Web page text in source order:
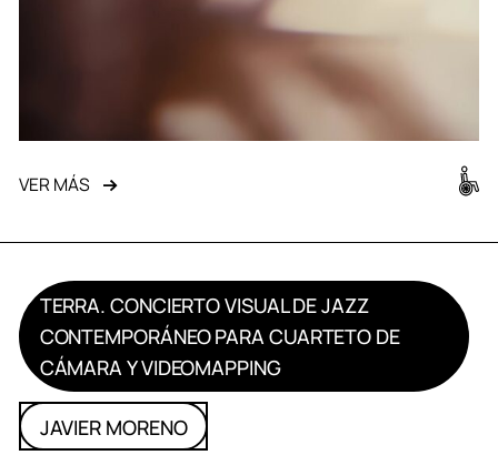
VER MÁS
TERRA. CONCIERTO VISUAL DE JAZZ
CONTEMPORÁNEO PARA CUARTETO DE
CÁMARA Y VIDEOMAPPING
JAVIER MORENO